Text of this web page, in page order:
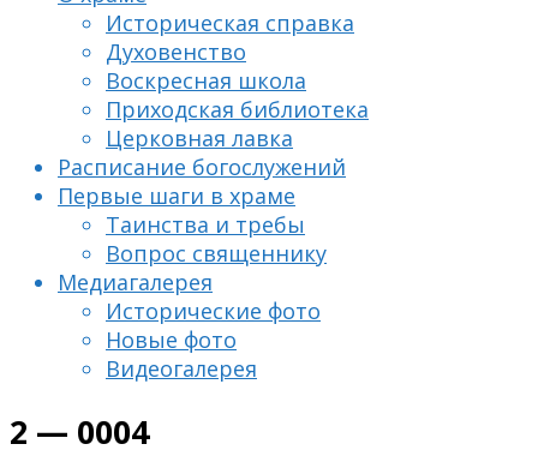
Историческая справка
Духовенство
Воскресная школа
Приходская библиотека
Церковная лавка
Расписание богослужений
Первые шаги в храме
Таинства и требы
Вопрос священнику
Медиагалерея
Исторические фото
Новые фото
Видеогалерея
2 — 0004